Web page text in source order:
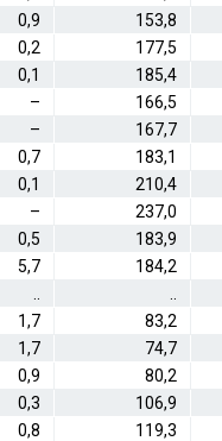
0,9
153,8
0,2
177,5
0,1
185,4
–
166,5
–
167,7
0,7
183,1
0,1
210,4
–
237,0
0,5
183,9
5,7
184,2
1,7
83,2
1,7
74,7
0,9
80,2
0,3
106,9
0,8
119,3